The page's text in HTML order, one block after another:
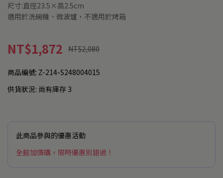
尺寸:直徑23.5×高2.5cm
適用於洗碗機、微波爐，不適用於烤箱
NT$1,872 NT$2,080
商品編號: Z-214-S248004015
供貨狀況: 尚有庫存 3
此商品參與的優惠活動
全館加價購，限時優惠別錯過！